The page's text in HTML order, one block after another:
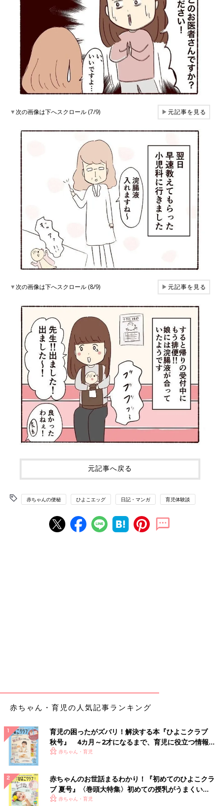
▼次の画像は下へスクロール (7/9) ▶元記事を見る
▼次の画像は下へスクロール (8/9) ▶元記事を見る
元記事へ戻る
赤ちゃんの便秘 ひよこエッグ 日記・マンガ 育児体験談
赤ちゃん・育児の人気記事ランキング
育児の困ったがズバリ！解決する本『ひよこクラブ
秋号』 4カ月～2才になるまで、育児に役立つ情報が
いっぱい！
赤ちゃん・育児
赤ちゃんのお世話まるわかり！『初めてのひよこクラ
ブ 夏号』〈巻頭大特集〉初めての授乳がうまくい
く！ おっぱい・ミルクの基本と夏のトラブル 解決テ
赤ちゃん・育児